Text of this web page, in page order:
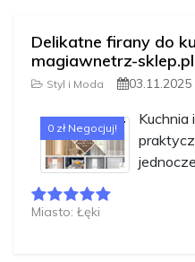
Delikatne firany do
magiawnetrz-sklep.pl
Styl i Moda 03.11.2025
0 zł Negocjuj!
Kuchnia
Miasto: Łęki